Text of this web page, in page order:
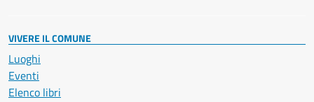
VIVERE IL COMUNE
Luoghi
Eventi
Elenco libri